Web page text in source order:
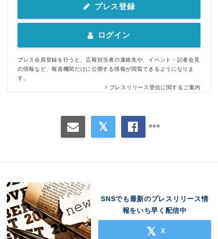
プレス登録
ログイン
プレス会員登録を行うと、広報担当者の連絡先や、イベント・記者会見
の情報など、報道機関だけに公開する情報が閲覧できるようになりま
す。
プレスリリース受信に関するご案内
SNSでも最新のプレスリリース情
報をいち早く配信中
X